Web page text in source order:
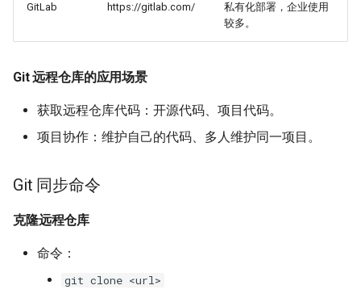
Git 修改命令
推送到远程仓库
查看已暂存和未暂存的修
GitLab https://gitlab.com/
私有化部署，企业使用
较多。
Git 远程仓库的应用场景
获取远程仓库代码：开源代码、项目代码。
项目协作：维护自己的代码、多人维护同一项目。
Git 同步命令
克隆远程仓库
命令：
git clone <url>